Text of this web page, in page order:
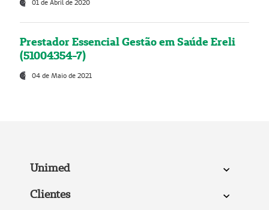
01 de Abril de 2020
Prestador Essencial Gestão em Saúde Ereli
(51004354-7)
04 de Maio de 2021
Unimed
Clientes